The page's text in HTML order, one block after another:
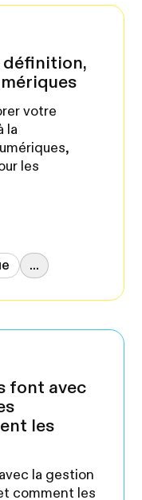
définition,
votre
la
les
...
font avec
les
la gestion
comment les